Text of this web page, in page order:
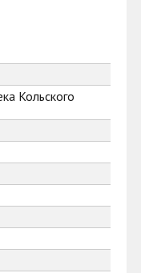
Кольского